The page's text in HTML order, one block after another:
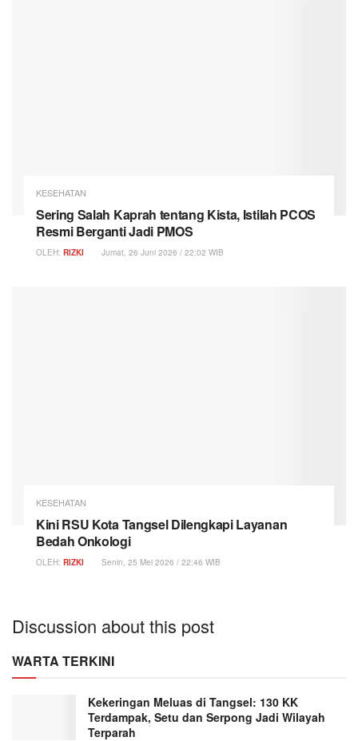
KESEHATAN
Sering Salah Kaprah tentang Kista, Istilah PCOS
Resmi Berganti Jadi PMOS
OLEH: RIZKI Jumat, 26 Juni 2026 / 22:02 WIB
KESEHATAN
Kini RSU Kota Tangsel Dilengkapi Layanan
Bedah Onkologi
OLEH: RIZKI Senin, 25 Mei 2026 / 22:46 WIB
Discussion about this post
WARTA TERKINI
Kekeringan Meluas di Tangsel: 130 KK
Terdampak, Setu dan Serpong Jadi Wilayah
Terparah